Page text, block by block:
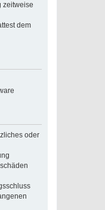
zeitweise
dem
oder